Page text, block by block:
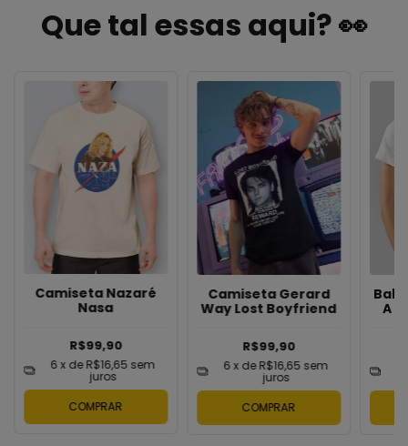
Que tal essas aqui? 👀
Camiseta Nazaré
Nasa
R$99,90
6 x deR$16,65 sem
juros
COMPRAR
Camiseta Gerard
Way Lost Boyfriend
R$99,90
6 x deR$16,65 sem
juros
COMPRAR
A